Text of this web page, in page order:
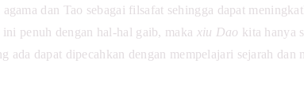
dan Tao sebagai filsafat sehingga dapat
ini penuh dengan hal-hal gaib, maka xiu Dao kita hanya
ada dapat dipecahkan dengan mempelajari sejarah